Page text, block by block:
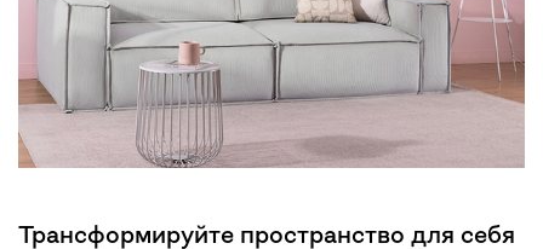
Трансформируйте пространство для себя